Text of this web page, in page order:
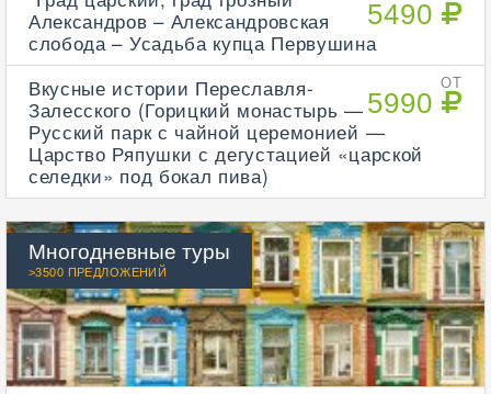
5490
Александров – Александровская
слобода – Усадьба купца Первушина
ОТ
5990
Вкусные истории Переславля-
Залесского (Горицкий монастырь —
Русский парк с чайной церемонией —
Царство Ряпушки с дегустацией «царской
селедки» под бокал пива)
Многодневные туры
>3500 ПРЕДЛОЖЕНИЙ